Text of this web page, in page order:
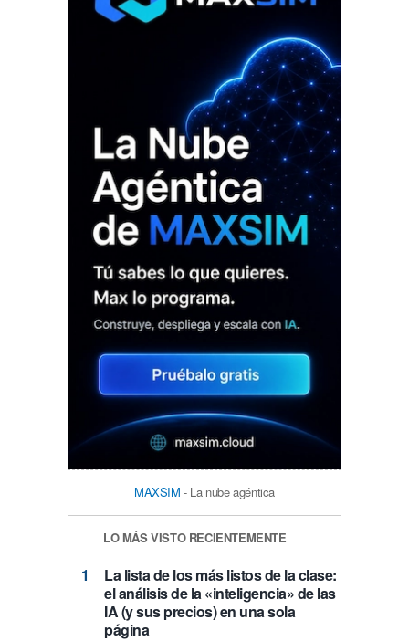
MAXSIM - La nube agéntica
LO MÁS VISTO RECIENTEMENTE
La lista de los más listos de la clase:
el análisis de la «inteligencia» de las
IA (y sus precios) en una sola
página